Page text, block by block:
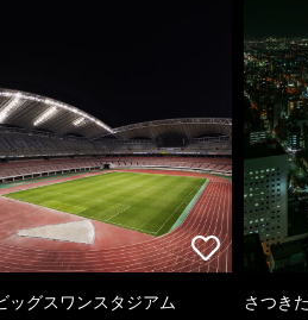
ッグスワンスタジアム さつき